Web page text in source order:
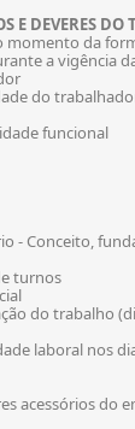
E DEVERES DO
momento da
a vigência
do
funcional
- Conceito,
turnos
do trabalho
laboral nos
acessórios do